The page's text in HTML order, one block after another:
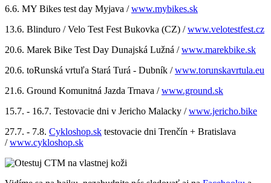
6.6. MY Bikes test day Myjava /www.mybikes.sk
13.6. Blinduro / Velo Test Fest Bukovka (CZ) /www.velotestfest.cz
20.6. Marek Bike Test Day Dunajská Lužná /www.marekbike.sk
20.6. toRunská vrtuľa Stará Turá - Dubník /www.torunskavrtula.eu
21.6. Ground Komunitná Jazda Trnava /www.ground.sk
15.7. - 16.7. Testovacie dni v Jericho Malacky /www.jericho.bike
27.7. - 7.8. Cykloshop.sk testovacie dni Trenčín + Bratislava
/www.cykloshop.sk